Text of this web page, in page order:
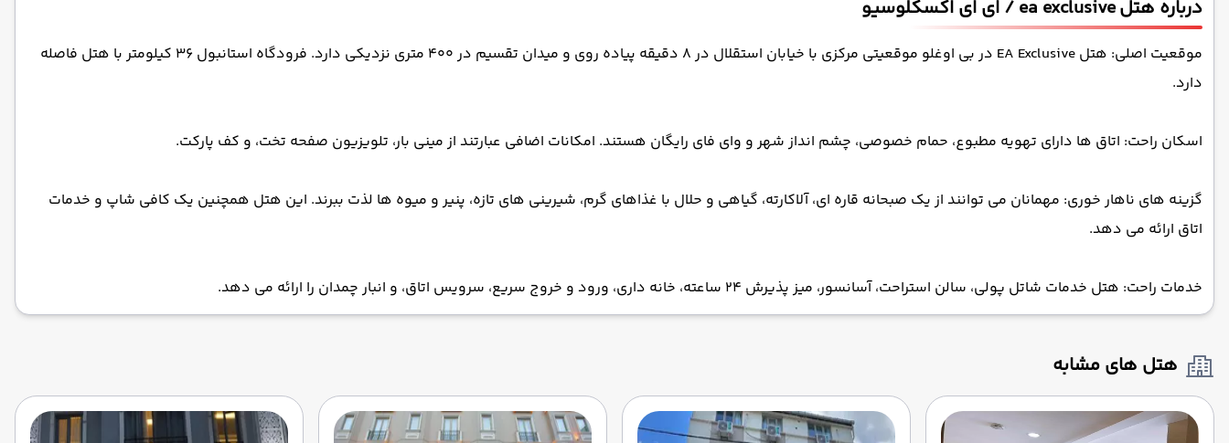
درباره هتل ea exclusive / ای ای اَکسکلوسیو
موقعیت اصلی: هتل EA Exclusive در بی اوغلو موقعیتی مرکزی با خیابان استقلال در 8 دقیقه پیاده روی و میدان تقسیم در 400 متری نزدیکی دارد. فرودگاه استانبول 36 کیلومتر با هتل فاصله
دارد.
اسکان راحت: اتاق ها دارای تهویه مطبوع، حمام خصوصی، چشم انداز شهر و وای فای رایگان هستند. امکانات اضافی عبارتند از مینی بار، تلویزیون صفحه تخت، و کف پارکت.
گزینه های ناهار خوری: مهمانان می توانند از یک صبحانه قاره ای، آلاکارته، گیاهی و حلال با غذاهای گرم، شیرینی های تازه، پنیر و میوه ها لذت ببرند. این هتل همچنین یک کافی شاپ و خدمات
اتاق ارائه می دهد.
خدمات راحت: هتل خدمات شاتل پولی، سالن استراحت، آسانسور، میز پذیرش 24 ساعته، خانه داری، ورود و خروج سریع، سرویس اتاق، و انبار چمدان را ارائه می دهد.
هتل های مشابه